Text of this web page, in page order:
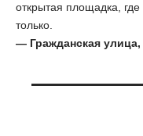
открытая площадка,
только.
— Гражданская улица,